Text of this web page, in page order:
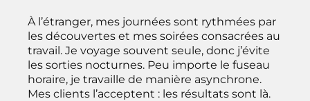
À l’étranger, mes journées sont rythmées par
les découvertes et mes soirées consacrées au
travail. Je voyage souvent seule, donc j’évite
les sorties nocturnes. Peu importe le fuseau
horaire, je travaille de manière asynchrone.
Mes clients l’acceptent : les résultats sont là.